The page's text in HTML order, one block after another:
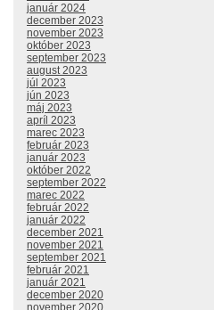
január 2024
december 2023
november 2023
október 2023
september 2023
august 2023
júl 2023
jún 2023
máj 2023
apríl 2023
marec 2023
február 2023
január 2023
október 2022
september 2022
marec 2022
február 2022
január 2022
december 2021
november 2021
september 2021
február 2021
január 2021
december 2020
november 2020